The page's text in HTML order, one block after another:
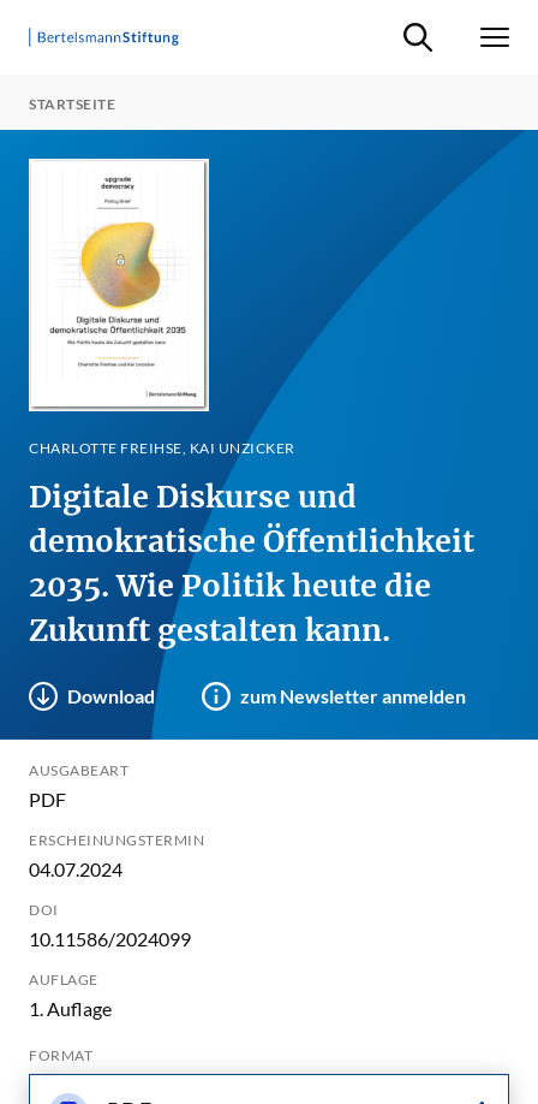
Suche ein-/
STARTSEITE
CHARLOTTE FREIHSE, KAI UNZICKER
Digitale Diskurse und
demokratische Öffentlichkeit
2035. Wie Politik heute die
Zukunft gestalten kann.
Download zum Newsletter anmelden
AUSGABEART
PDF
ERSCHEINUNGSTERMIN
04.07.2024
DOI
10.11586/2024099
AUFLAGE
1. Auflage
FORMAT